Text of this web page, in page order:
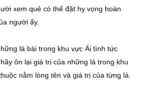
xem quẻ có thể đặt hy vọng hoàn
người ấy.
lá bài trong khu vực Ái tình tức
ôn lại giá trị của những lá trong khu
nằm lòng tên và giá trị của từng lá.